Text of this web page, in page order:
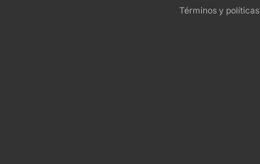
Términos y políticas